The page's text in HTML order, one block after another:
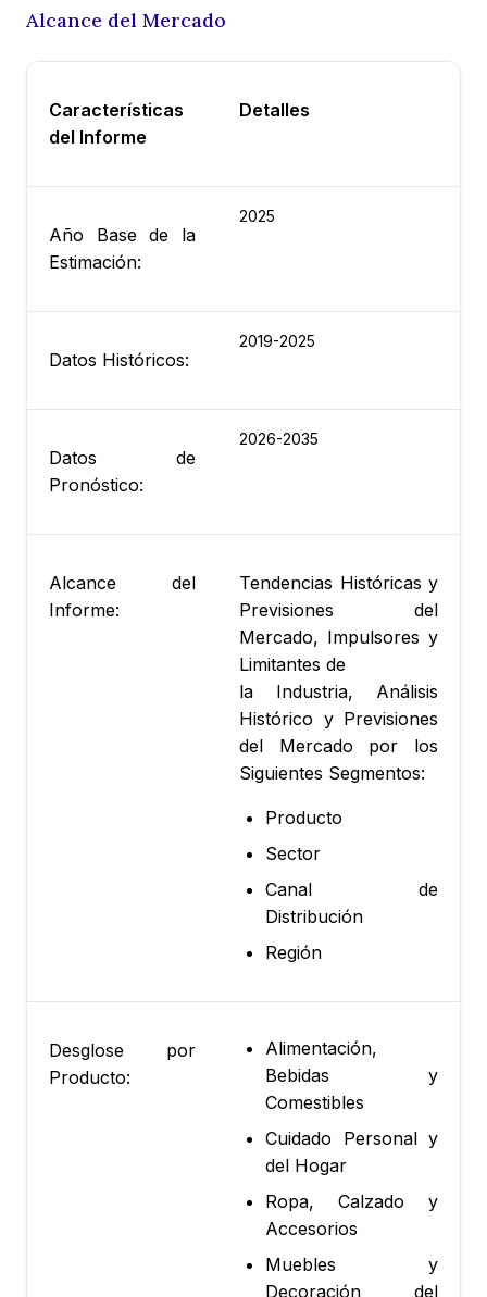
Alcance del Mercado
Características
del Informe
Detalles
Año Base de la
Estimación:
2025
Datos Históricos:
2019-2025
Datos de
Pronóstico:
2026-2035
Alcance del
Informe:
Tendencias Históricas y
Previsiones del
Mercado, Impulsores y
Limitantes de
la Industria, Análisis
Histórico y Previsiones
del Mercado por los
Siguientes Segmentos:
Producto
Sector
Canal de
Distribución
Región
Desglose por
Producto:
Alimentación,
Bebidas y
Comestibles
Cuidado Personal y
del Hogar
Ropa, Calzado y
Accesorios
Muebles y
Decoración del